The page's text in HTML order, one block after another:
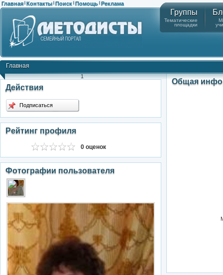
Главная | Контакты | Поиск | Помощь | Реклама
Группы
Тематические
площадки
Главная
1
Действия
Подписаться
Рейтинг профиля
0 оценок
Фотографии пользователя
Общая